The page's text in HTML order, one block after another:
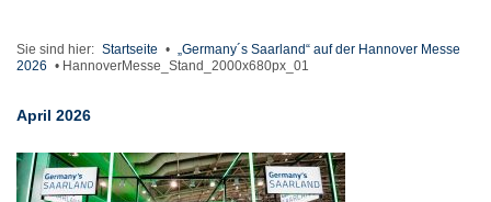
Sie sind hier: Startseite • „Germany´s Saarland“ auf der Hannover Messe
2026 • HannoverMesse_Stand_2000x680px_01
April 2026